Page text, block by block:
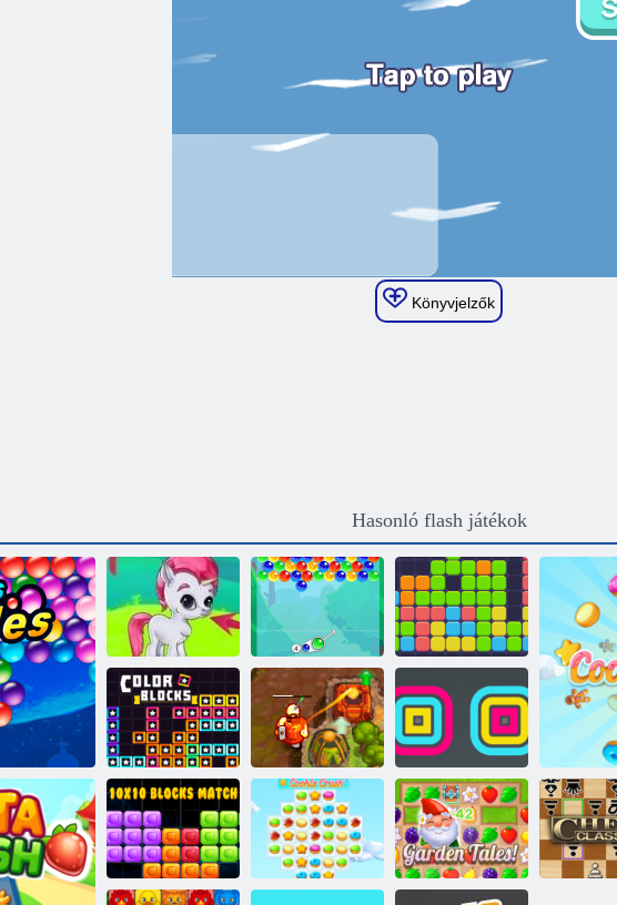
Könyvjelzők
Hasonló flash játékok
Buborék gémes Buborékbáj
tizenegy
Színblokkok Átkozott kincs 2
Négyszögletes
betakarító